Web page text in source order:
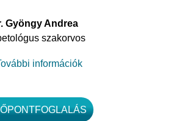
Gyöngy Andrea
szakorvos
információk